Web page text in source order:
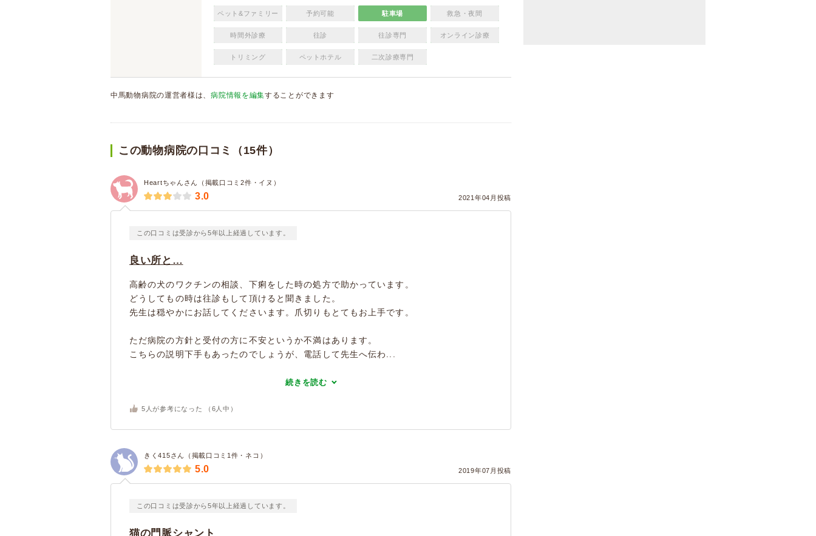
ペット&ファミリー 予約可能 駐車場 救急・夜間
時間外診療 往診 往診専門 オンライン診療
トリミング ペットホテル 二次診療専門
中馬動物病院の運営者様は、病院情報を編集することができます
この動物病院の口コミ（15件）
Heartちゃんさん（掲載口コミ2件・イヌ）
2021年04月投稿
3.0
この口コミは受診から5年以上経過しています。
良い所と…
高齢の犬のワクチンの相談、下痢をした時の処方で助かっています。
どうしてもの時は往診もして頂けると聞きました。
先生は穏やかにお話してくださいます。爪切りもとてもお上手です。
ただ病院の方針と受付の方に不安というか不満はあります。
こちらの説明下手もあったのでしょうが、電話して先生へ伝わ...
続きを読む
5 人が参考になった （ 6 人中）
きく415さん（掲載口コミ1件・ネコ）
2019年07月投稿
5.0
この口コミは受診から5年以上経過しています。
猫の門脈シャント